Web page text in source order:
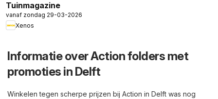
Tuinmagazine
vanaf zondag 29-03-2026
Xenos
Informatie over Action folders met
promoties in Delft
Winkelen tegen scherpe prijzen bij Action in Delft was nog